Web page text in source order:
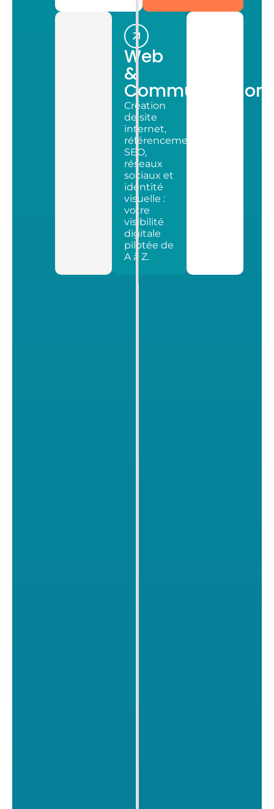
Web
&
Communication
Création
de site
internet,
référencement
SEO,
réseaux
sociaux et
identité
visuelle :
votre
visibilité
digitale
pilotée de
A à Z.